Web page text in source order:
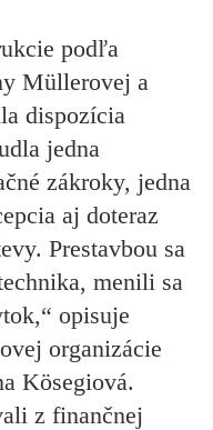
podľa
Müllerovej a
dispozícia
jedna
zákroky, jedna
aj doteraz
Prestavbou sa
menili sa
opisuje
organizácie
Kösegiová.
z finančnej